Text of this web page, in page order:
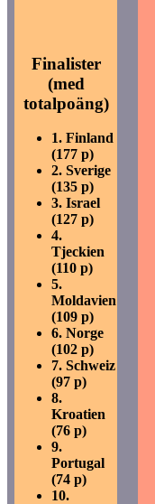
Finalister
(med
totalpoäng)
1. Finland
(177 p)
2. Sverige
(135 p)
3. Israel
(127 p)
4.
Tjeckien
(110 p)
5.
Moldavien
(109 p)
6. Norge
(102 p)
7. Schweiz
(97 p)
8.
Kroatien
(76 p)
9.
Portugal
(74 p)
10.